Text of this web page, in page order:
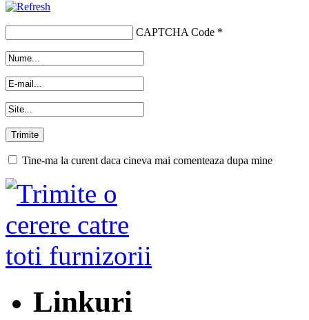
CAPTCHA Code *
Tine-ma la curent daca cineva mai comenteaza dupa mine
Linkuri